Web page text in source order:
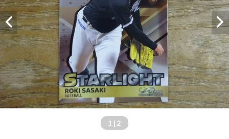
1 | 2